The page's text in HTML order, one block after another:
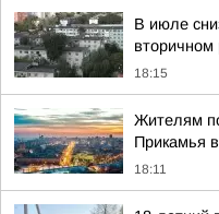
В июле
18:15
Жителям
Прикамья
18:11